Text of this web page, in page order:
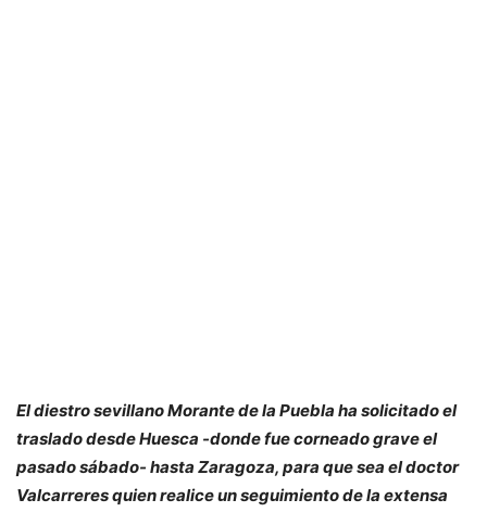
El diestro sevillano Morante de la Puebla ha solicitado el
traslado desde Huesca -donde fue corneado grave el
pasado sábado- hasta Zaragoza, para que sea el doctor
Valcarreres quien realice un seguimiento de la extensa